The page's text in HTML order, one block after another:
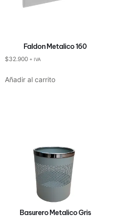
Faldon Metalico 160
$32.900 + IVA
Añadir al carrito
Basurero Metalico Gris